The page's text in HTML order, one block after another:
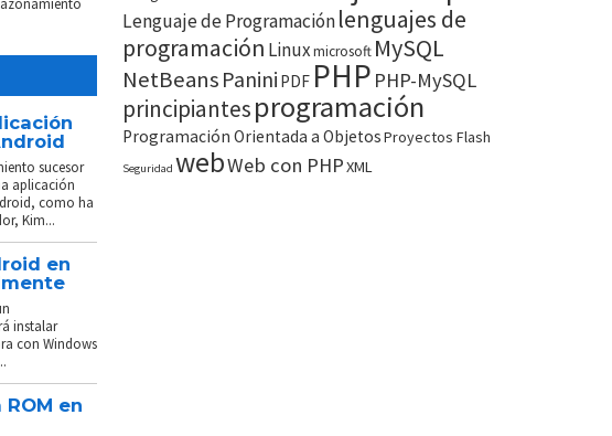
sucesor
aplicación
como ha
Kim...
en
instalar
con Windows
en
Lenguaje de Programaciónlenguajes de
programación Linuxmicrosoft MySQL
NetBeans Panini PDF PHP PHP-MySQL
principiantesprogramación
Programación Orientada a ObjetosProyectos Flash
Seguridad webWeb con PHPXML